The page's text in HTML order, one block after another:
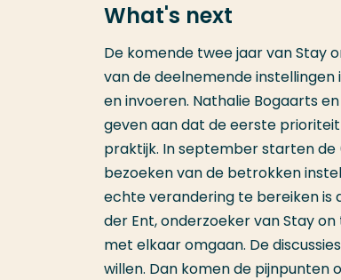
What's next
De komende twee jaar van Stay
van de deelnemende
en invoeren. Nathalie Bogaarts
geven aan dat de eerste
praktijk. In september starten
bezoeken van de betrokken
echte verandering te bereiken is
der Ent, onderzoeker van Stay
met elkaar omgaan. De
willen. Dan komen de pijnpunten